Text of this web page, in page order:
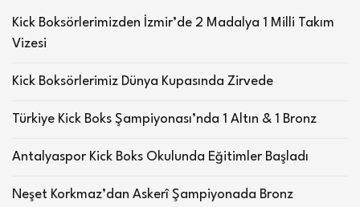
Kick Boksörlerimizden İzmir’de 2 Madalya 1 Milli Takım
Vizesi
Kick Boksörlerimiz Dünya Kupasında Zirvede
Türkiye Kick Boks Şampiyonası’nda 1 Altın & 1 Bronz
Antalyaspor Kick Boks Okulunda Eğitimler Başladı
Neşet Korkmaz’dan Askerî Şampiyonada Bronz